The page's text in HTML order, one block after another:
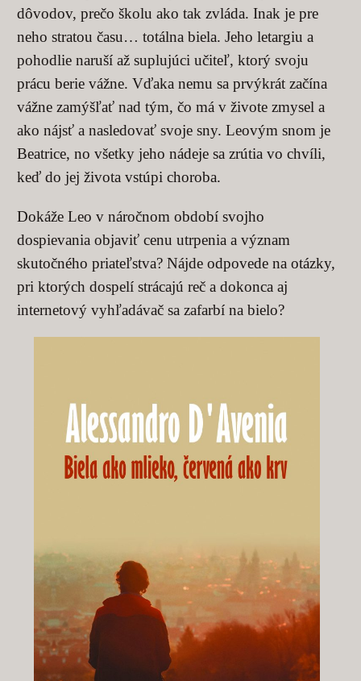
dôvodov, prečo školu ako tak zvláda. Inak je pre
neho stratou času… totálna biela. Jeho letargiu a
pohodlie naruší až suplujúci učiteľ, ktorý svoju
prácu berie vážne. Vďaka nemu sa prvýkrát začína
vážne zamýšľať nad tým, čo má v živote zmysel a
ako nájsť a nasledovať svoje sny. Leovým snom je
Beatrice, no všetky jeho nádeje sa zrútia vo chvíli,
keď do jej života vstúpi choroba.
Dokáže Leo v náročnom období svojho
dospievania objaviť cenu utrpenia a význam
skutočného priateľstva? Nájde odpovede na otázky,
pri ktorých dospelí strácajú reč a dokonca aj
internetový vyhľadávač sa zafarbí na bielo?